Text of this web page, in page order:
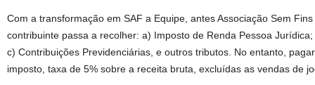
Com a transformação em SAF a Equipe, antes Associação Sem
contribuinte passa a recolher: a) Imposto de Renda Pessoa
c) Contribuições Previdenciárias, e outros tributos. No entanto,
imposto, taxa de 5% sobre a receita bruta, excluídas as vendas de